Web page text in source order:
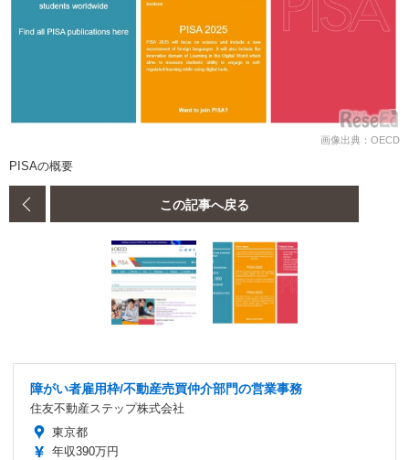
画像出典：OECD
PISAの概要
この記事へ戻る
障がい者雇用枠/不動産売買仲介部門の営業事務
住友不動産ステップ株式会社
東京都
年収390万円